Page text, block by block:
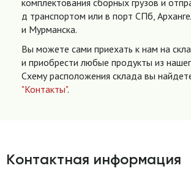
комплектования сборных грузов и
д транспортом или в порт СПб,
и Мурманска.
Вы можете сами приехать к нам на
и приобрести любые продукты из
Схему расположения склада вы
"Контакты".
Контактная информация